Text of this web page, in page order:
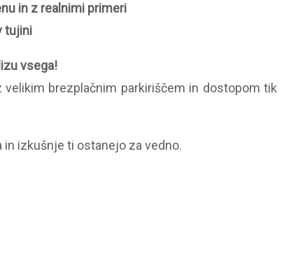
in z realnimi primeri
tujini
vsega!
velikim brezplačnim parkiriščem in dostopom tik
in izkušnje ti ostanejo za vedno.